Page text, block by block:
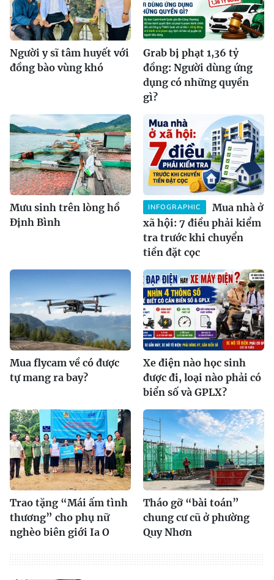
Người y sĩ tâm huyết với
đồng bào vùng khó
Grab bị phạt 1,36 tỷ
đồng: Người dùng ứng
dụng có những quyền
gì?
Mưu sinh trên lòng hồ
Định Bình
INFOGRAPHIC
Mua nhà ở
xã hội: 7 điều phải kiểm
tra trước khi chuyển
tiền đặt cọc
Mua flycam về có được
tự mang ra bay?
Xe điện nào học sinh
được đi, loại nào phải có
biển số và GPLX?
Trao tặng “Mái ấm tình
thương” cho phụ nữ
nghèo biên giới Ia O
Tháo gỡ “bài toán”
chung cư cũ ở phường
Quy Nhơn